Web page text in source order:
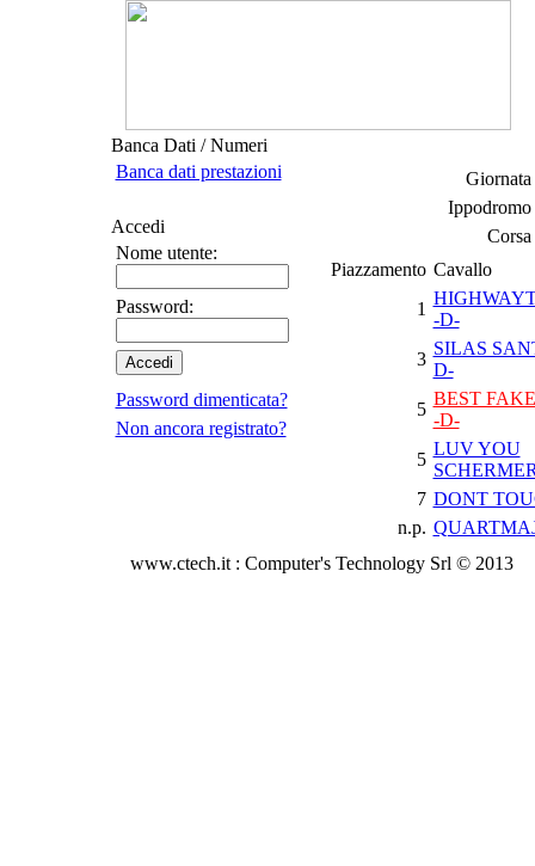
Banca Dati / Numeri
Banca dati prestazioni
Accedi
Nome utente:
Password:
Password dimenticata?
Non ancora registrato?
Giornata
Ippodromo
Corsa
Piazzamento Cavallo
1
-D-
3
SILAS
D-
5
BEST
-D-
5
LUV YOU
7 DONT
n.p.
www.ctech.it : Computer's Technology Srl © 2013